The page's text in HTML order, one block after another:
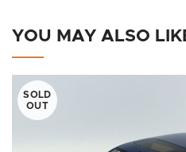
YOU MAY ALSO
SOLD
OUT